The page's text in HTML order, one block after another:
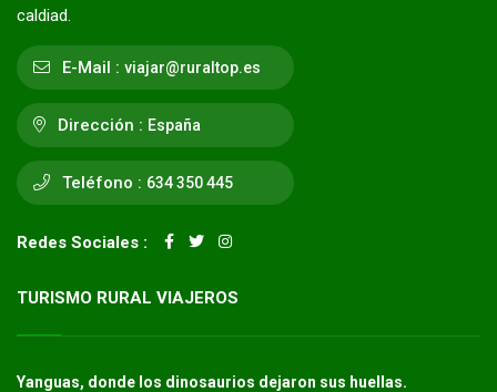
caldiad.
E-Mail : viajar@ruraltop.es
Dirección : España
Teléfono : 634 350 445
Redes Sociales :
TURISMO RURAL VIAJEROS
Yanguas, donde los dinosaurios dejaron sus huellas.